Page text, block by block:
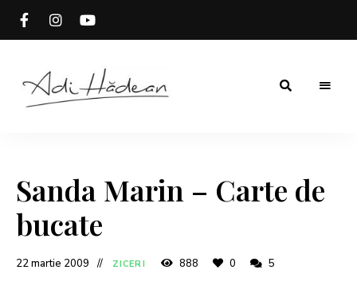
Sanda Marin – Carte de
bucate
22 martie 2009 ZICERI 888 0 5